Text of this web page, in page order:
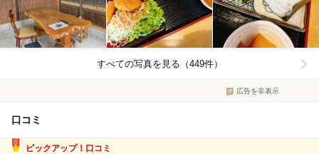
すべての写真を見る（449件）
広告を非表示
口コミ
ピックアップ！口コミ